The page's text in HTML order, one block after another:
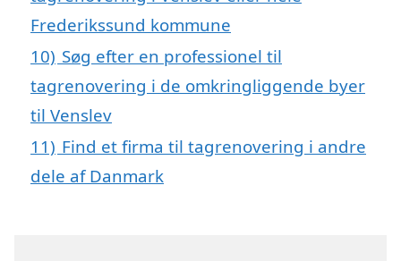
Frederikssund kommune
10) Søg efter en professionel til
tagrenovering i de omkringliggende byer
til Venslev
11) Find et firma til tagrenovering i andre
dele af Danmark